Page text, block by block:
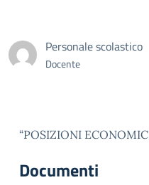
Personale scolastico
Docente
“POSIZIONI
Documenti